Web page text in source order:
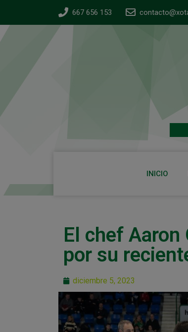
667 656 153
INICIO
El chef Aaron
por su
diciembre 5, 2023